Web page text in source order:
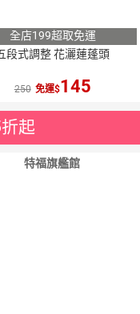
全店199超取免運
段式調整 花灑蓮蓬頭
250 免運 145
起
特福旗艦館